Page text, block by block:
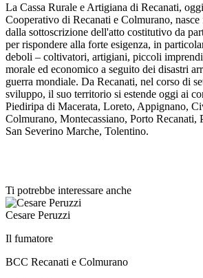
La Cassa Rurale e Artigiana di Recanati,
Cooperativo di Recanati e Colmurano,
dalla sottoscrizione dell'atto costitutivo da
per rispondere alla forte esigenza, in
deboli – coltivatori, artigiani, piccoli
morale ed economico a seguito dei disastri
guerra mondiale. Da Recanati, nel corso di
sviluppo, il suo territorio si estende oggi ai
Piediripa di Macerata, Loreto, Appignano,
Colmurano, Montecassiano, Porto Recanati,
San Severino Marche, Tolentino.
Ti potrebbe interessare anche
Cesare Peruzzi
Il fumatore
BCC Recanati e Colmurano